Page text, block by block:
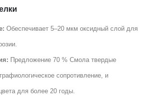
Обеспечивает 5–20 мкм оксидный слой для
Предложение 70 % Смола твердые
сопротивление, и
для более 20 годы.